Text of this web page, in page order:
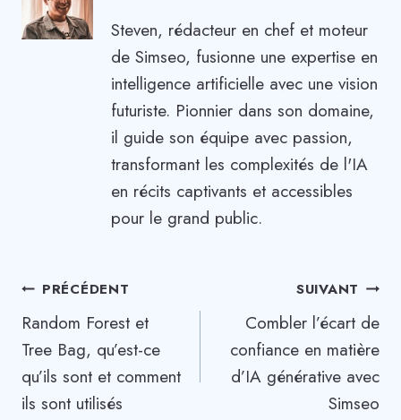
Steven, rédacteur en chef et moteur
de Simseo, fusionne une expertise en
intelligence artificielle avec une vision
futuriste. Pionnier dans son domaine,
il guide son équipe avec passion,
transformant les complexités de l'IA
en récits captivants et accessibles
pour le grand public.
Navigation
de
l’article
PRÉCÉDENT
Random Forest et
Tree Bag, qu’est-ce
qu’ils sont et comment
ils sont utilisés
SUIVANT
Combler l’écart de
confiance en matière
d’IA générative avec
Simseo